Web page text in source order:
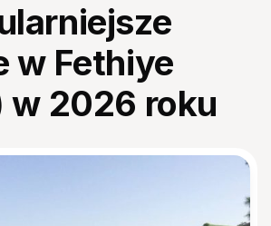
w Fethiye
w 2026 roku